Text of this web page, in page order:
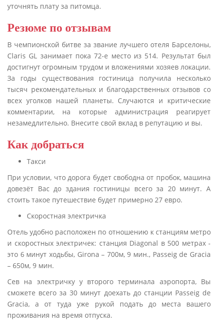
уточнять плату за питомца.
Резюме по отзывам
В чемпионской битве за звание лучшего отеля Барселоны,
Claris GL занимает пока 72-е место из 514. Результат был
достигнут огромным трудом и вложениями хозяев локации.
За годы существования гостиница получила несколько
тысяч рекомендательных и благодарственных отзывов со
всех уголков нашей планеты. Случаются и критические
комментарии, на которые администрация реагирует
незамедлительно. Внесите свой вклад в репутацию и вы.
Как добраться
Такси
При условии, что дорога будет свободна от пробок, машина
довезёт Вас до здания гостиницы всего за 20 минут. А
стоить такое путешествие будет примерно 27 евро.
Скоростная электричка
Отель удобно расположен по отношению к станциям метро
и скоростных электричек: станция Diagonal в 500 метрах -
это 6 минут ходьбы, Girona – 700м, 9 мин., Passeig de Gracia
– 650м, 9 мин.
Сев на электричку у второго терминала аэропорта, Вы
сможете всего за 30 минут доехать до станции Passeig de
Gracia, а от туда уже рукой подать до места вашего
проживания на время отпуска.